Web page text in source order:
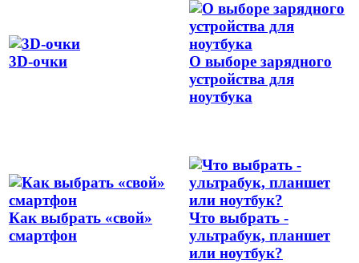
3D-очки
О выборе зарядного
устройства для
ноутбука
Как выбрать «свой»
смартфон
Что выбрать -
ультрабук, планшет
или ноутбук?